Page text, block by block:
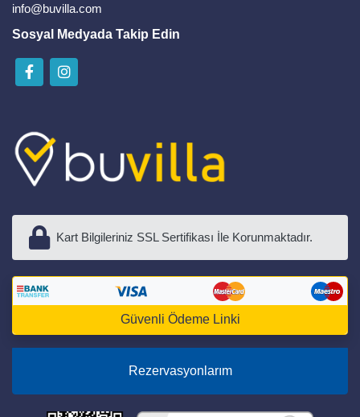
info@buvilla.com
Sosyal Medyada Takip Edin
Kart Bilgileriniz SSL Sertifikası İle Korunmaktadır.
Güvenli Ödeme Linki
Rezervasyonlarım